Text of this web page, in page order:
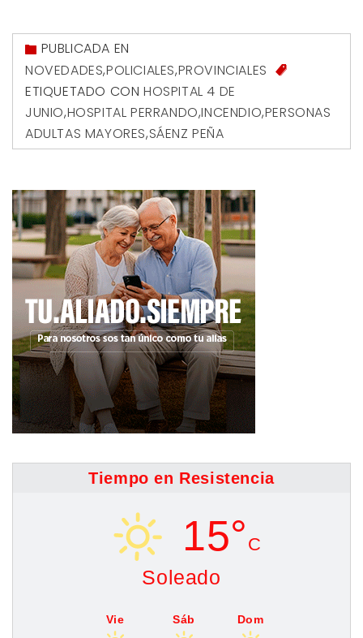
PUBLICADA EN
NOVEDADES,POLICIALES,PROVINCIALES
ETIQUETADO CON HOSPITAL 4 DE
JUNIO,HOSPITAL PERRANDO,INCENDIO,PERSONAS
ADULTAS MAYORES,SÁENZ PEÑA
Tiempo en Resistencia
15° C
Soleado
Vie Sáb Dom